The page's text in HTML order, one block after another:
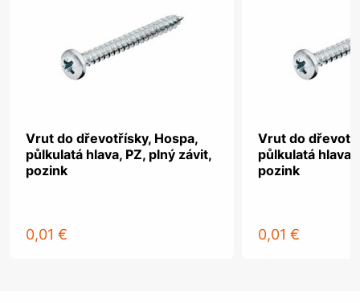
Vrut do dřevotřísky, Hospa,
půlkulatá hlava, PZ, plný závit,
pozink
0,01 €
Vrut do
půlkulatá hlava,
pozink
0,01 €